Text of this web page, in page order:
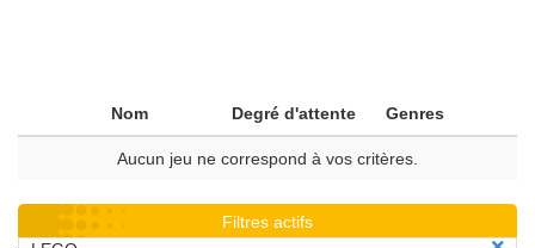
Nom Degré d'attente Genres
Aucun jeu ne correspond à vos critères.
Filtres actifs